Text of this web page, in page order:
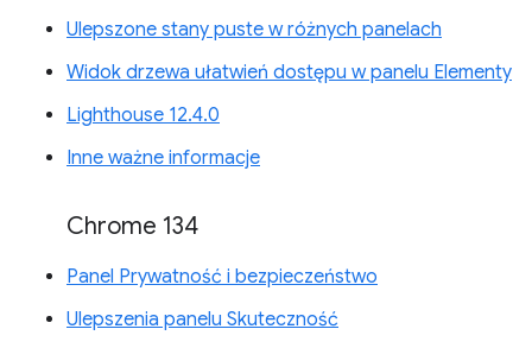
Ulepszone stany puste w różnych panelach
Widok drzewa ułatwień dostępu w panelu Elementy
Lighthouse 12.4.0
Inne ważne informacje
Chrome 134
Panel Prywatność i bezpieczeństwo
Ulepszenia panelu Skuteczność